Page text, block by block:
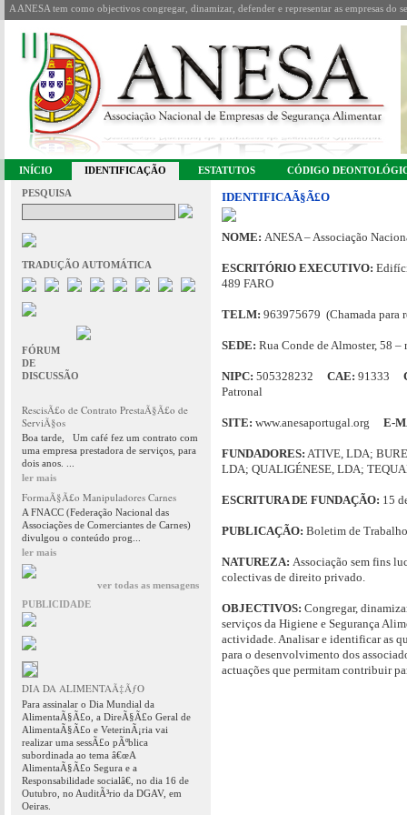
A ANESA tem como objectivos congregar, dinamizar, defender e representar as empresas
INÍCIO IDENTIFICAÇÃO ESTATUTOS CÓDIGO
PESQUISA
TRADUÇÃO AUTOMÁTICA
FÓRUM
DE
DISCUSSÃO
RescisÃ£o de Contrato PrestaÃ§Ã£o de
ServiÃ§os
Boa tarde, Um café fez um contrato com
uma empresa prestadora de serviços, para
dois anos. ...
ler mais
FormaÃ§Ã£o Manipuladores Carnes
A FNACC (Federação Nacional das
Associações de Comerciantes de Carnes)
divulgou o conteúdo prog...
ler mais
ver todas as mensagens
PUBLICIDADE
DIA DA ALIMENTAÃ‡ÃƒO
Para assinalar o Dia Mundial da
AlimentaÃ§Ã£o, a DireÃ§Ã£o Geral de
AlimentaÃ§Ã£o e VeterinÃ¡ria vai
realizar uma sessÃ£o pÃºblica
subordinada ao tema â€œA
AlimentaÃ§Ã£o Segura e a
Responsabilidade socialâ€, no dia 16 de
Outubro, no AuditÃ³rio da DGAV, em
Oeiras.
IDENTIFICAÃ§Ã£O
NOME: ANESA – Associação
ESCRITÓRIO EXECUTIVO:
489 FARO
TELM: 963975679 (Chamada para
SEDE: Rua Conde de Almoster, 58
NIPC: 505328232 CAE: 91333
Patronal
SITE: www.anesaportugal.org E-
FUNDADORES: ATIVE, LDA;
LDA; QUALIGÉNESE, LDA;
ESCRITURA DE FUNDAÇÃO: 15
PUBLICAÇÃO: Boletim de
NATUREZA: Associação sem fins
colectivas de direito privado.
OBJECTIVOS: Congregar,
serviços da Higiene e Segurança
actividade. Analisar e identificar as
para o desenvolvimento dos
actuações que permitam contribuir